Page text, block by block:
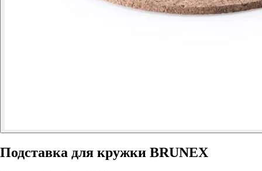
Подставка для кружки BRUNEX